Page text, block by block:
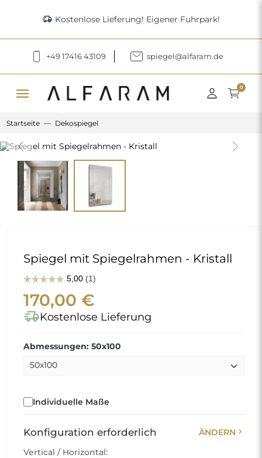
delivery_truck_speed Kostenlose Lieferung! Eigener Fuhrpark!
+49 17416 43109 spiegel@alfaram.de
menu 0
Startseite Dekospiegel
Previous Next
Spiegel mit Spiegelrahmen - Kristall
170,00 €
delivery_truck_speedKostenlose Lieferung
Abmessungen: 50x100
Individuelle Maße
Konfiguration erforderlich ÄNDERN chevron_right
Vertical / Horizontal: